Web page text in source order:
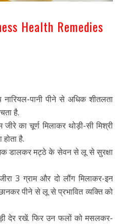
Health Remedies
नारियल-पानी पीने से अधिक शीतलता
है.
का चूर्ण मिलाकर थोड़ी-सी मिश्री
है.
डालकर मट्ठे के सेवन से लू से सुरक्षा
3 ग्राम और दो लौंग मिलाकर-इन
पीने से लू से प्रभावित व्यक्ति को
देर रखें. फिर उन फलों को मसलकर-